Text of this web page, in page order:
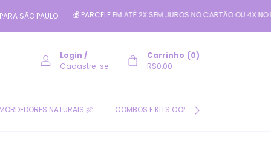
💰 PARCELE EM ATÉ 2X SEM JUROS NO CARTÃO OU 4X NO PIX PELO
Login /
Cadastre-se
Carrinho (0)
R$0,00
NATURAIS 🍖 COMBOS E KITS COM DESCONTO 🛍️